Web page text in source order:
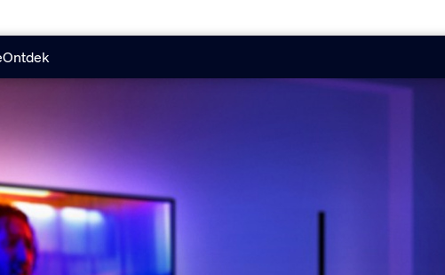
Ontdek